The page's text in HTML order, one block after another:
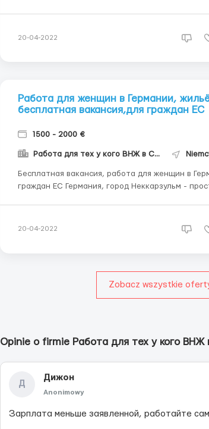
20-04-2022
Работа для женщин в Германии,
бесплатная вакансия,для граждан ЕС
1500 - 2000 €
Работа для тех у кого ВНЖ в Словакии
Бесплатная вакансия, работа для женщин в
граждан ЕС Германия, город Неккарзульм - простые монтажные работы
20-04-2022
Zobacz wszystkie
Opinie o firmie Работа для тех у кого ВНЖ
Д
Дижон
Anonimowy
Зарплата меньше заявленной, работайте